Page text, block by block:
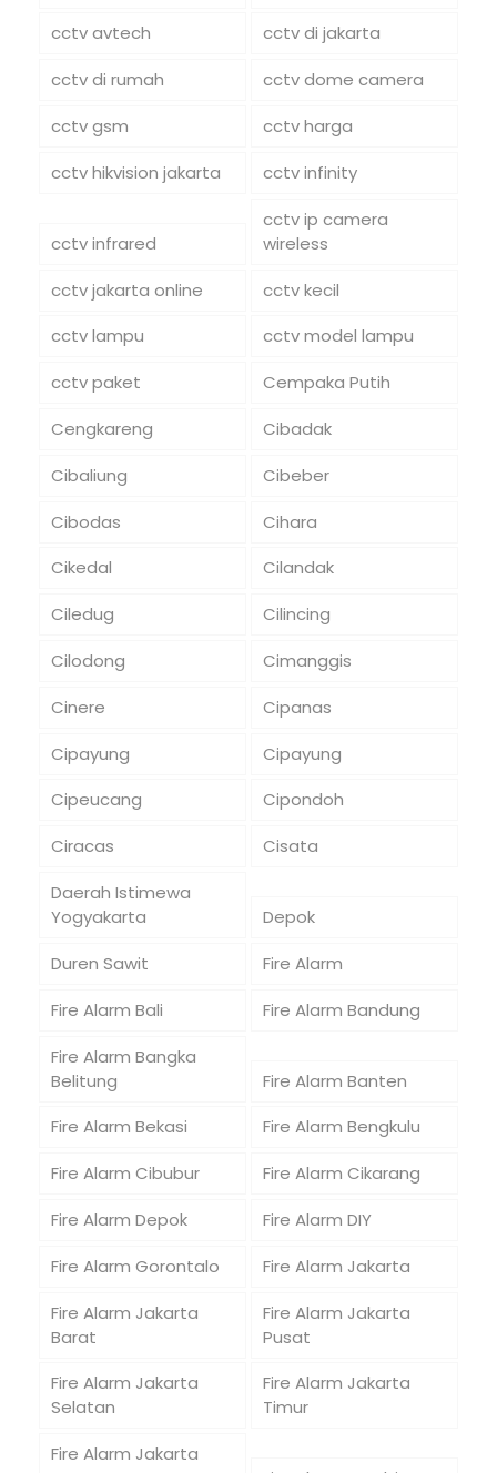
cctv avtech
cctv di jakarta
cctv di rumah
cctv dome camera
cctv gsm
cctv harga
cctv hikvision jakarta
cctv infinity
cctv infrared
cctv ip camera
wireless
cctv jakarta online
cctv kecil
cctv lampu
cctv model lampu
cctv paket
Cempaka Putih
Cengkareng
Cibadak
Cibaliung
Cibeber
Cibodas
Cihara
Cikedal
Cilandak
Ciledug
Cilincing
Cilodong
Cimanggis
Cinere
Cipanas
Cipayung
Cipayung
Cipeucang
Cipondoh
Ciracas
Cisata
Daerah Istimewa
Yogyakarta
Depok
Duren Sawit
Fire Alarm
Fire Alarm Bali
Fire Alarm Bandung
Fire Alarm Bangka
Belitung
Fire Alarm Banten
Fire Alarm Bekasi
Fire Alarm Bengkulu
Fire Alarm Cibubur
Fire Alarm Cikarang
Fire Alarm Depok
Fire Alarm DIY
Fire Alarm Gorontalo
Fire Alarm Jakarta
Fire Alarm Jakarta
Barat
Fire Alarm Jakarta
Pusat
Fire Alarm Jakarta
Selatan
Fire Alarm Jakarta
Timur
Fire Alarm Jakarta